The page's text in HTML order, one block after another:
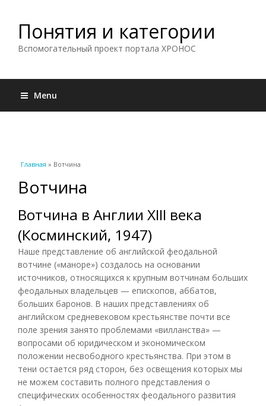
Понятия и категории
Вспомогательный проект портала ХРОНОС
Menu
Вы здесь
Главная » Вотчина
Вотчина
Вотчина в Англии XIII века
(Косминский, 1947)
Наше представление об английской феодальной
вотчине («маноре») создалось на основании
источников, относящихся к крупным вотчинам больших
феодальных владельцев — епископов, аббатов,
больших баронов. В наших представлениях об
английском средневековом крестьянстве почти все
поле зрения занято проблемами «вилланства» —
вопросами об юридическом и экономическом
положении несвободного крестьянства. При этом в
тени остается ряд сторон, без освещения которых мы
не можем составить полного представления о
специфических особенностях феодального развития